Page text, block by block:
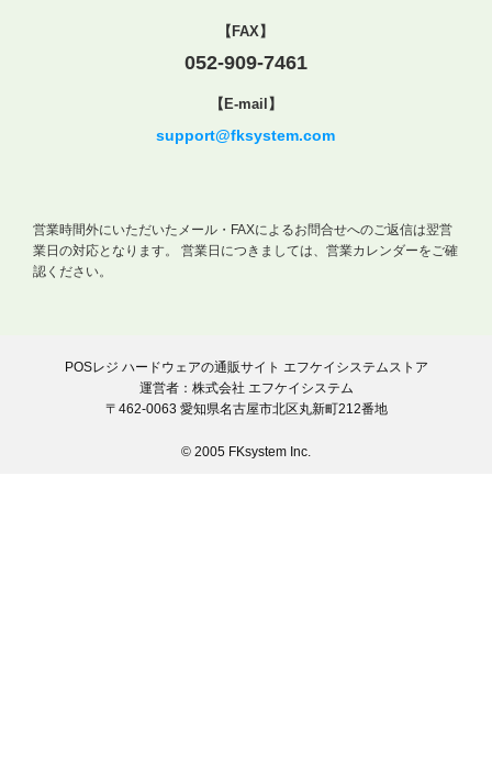
【FAX】
052-909-7461
【E-mail】
support@fksystem.com
営業時間外にいただいたメール・FAXによるお問合せへのご返信は翌営
業日の対応となります。
営業日につきましては、営業カレンダーをご確
認ください。
POSレジ ハードウェアの通販サイト エフケイシステムストア
運営者：株式会社 エフケイシステム
〒462-0063 愛知県名古屋市北区丸新町212番地
© 2005 FKsystem Inc.